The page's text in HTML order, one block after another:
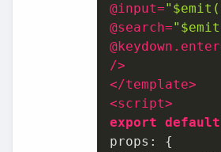
@input=
@search=
@keydown.enter
/>
</template>
<script>
export default
props